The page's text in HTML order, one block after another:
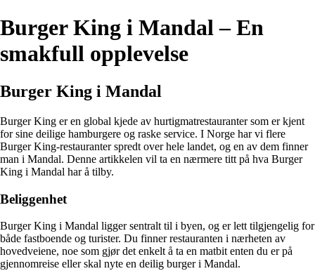
Burger King i Mandal – En
smakfull opplevelse
Burger King i Mandal
Burger King er en global kjede av hurtigmatrestauranter som er kjent
for sine deilige hamburgere og raske service. I Norge har vi flere
Burger King-restauranter spredt over hele landet, og en av dem finner
man i Mandal. Denne artikkelen vil ta en nærmere titt på hva Burger
King i Mandal har å tilby.
Beliggenhet
Burger King i Mandal ligger sentralt til i byen, og er lett tilgjengelig for
både fastboende og turister. Du finner restauranten i nærheten av
hovedveiene, noe som gjør det enkelt å ta en matbit enten du er på
gjennomreise eller skal nyte en deilig burger i Mandal.